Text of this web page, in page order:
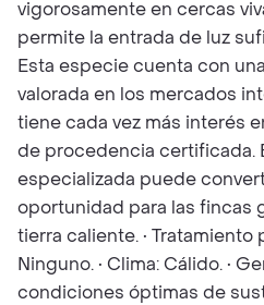
vigorosamente en cercas
permite la entrada de luz
Esta especie cuenta con
valorada en los mercados
tiene cada vez más interés
de procedencia certificada.
especializada puede
oportunidad para las fincas
tierra caliente. • Tratamiento
Ninguno. • Clima: Cálido. •
condiciones óptimas de